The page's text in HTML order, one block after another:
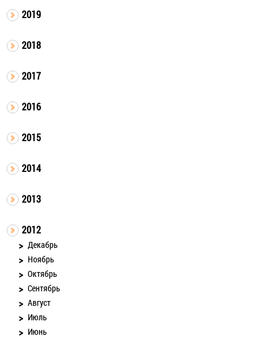
2019
2018
2017
2016
2015
2014
2013
2012
Декабрь
Ноябрь
Октябрь
Сентябрь
Август
Июль
Июнь